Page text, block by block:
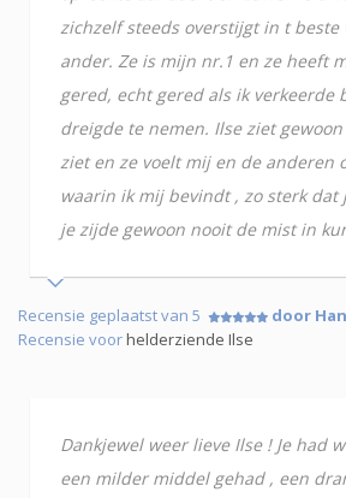
zichzelf steeds overstijgt in t beste
ander. Ze is mijn nr.1 en ze heeft
gered, echt gered als ik verkeerde
dreigde te nemen. Ilse ziet
ziet en ze voelt mij en de anderen
waarin ik mij bevindt , zo sterk dat
je zijde gewoon nooit de mist in
Recensie geplaatst van 5
door
Recensie voorhelderziende Ilse
Dankjewel weer lieve Ilse ! Je had
een milder middel gehad , een